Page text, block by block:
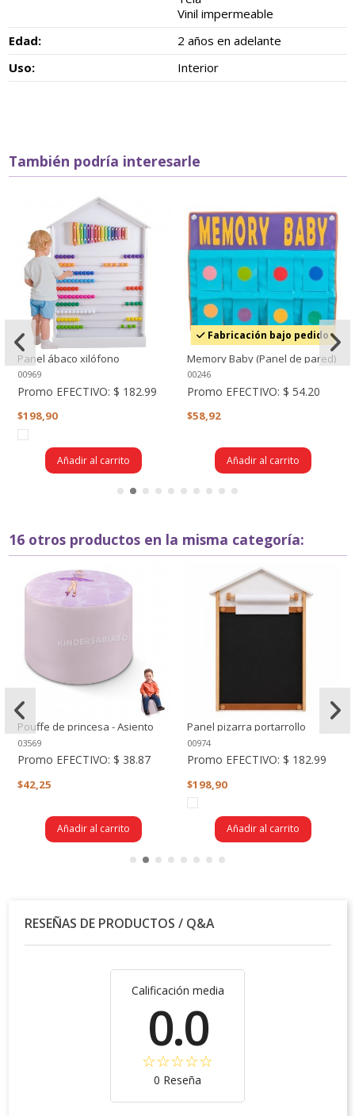
Vinil impermeable
Edad:
2 años en adelante
Uso:
Interior
También podría interesarle
Panel ábaco xilófono
00969
Promo EFECTIVO: $ 182.99
$198,90
Añadir al carrito
Fabricación bajo pedido
Memory Baby (Panel de pared)
00246
Promo EFECTIVO: $ 54.20
$58,92
Añadir al carrito
16 otros productos en la misma categoría:
Pouffe de princesa - Asiento
acolchado
03569
Promo EFECTIVO: $ 38.87
$42,25
Añadir al carrito
Panel pizarra portarrollo
00974
Promo EFECTIVO: $ 182.99
$198,90
Añadir al carrito
RESEÑAS DE PRODUCTOS / Q&A
Calificación media
0.0
0 Reseña